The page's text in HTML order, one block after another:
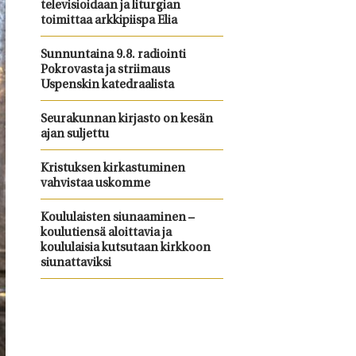
televisioidaan ja liturgian
toimittaa arkkipiispa Elia
Sunnuntaina 9.8. radiointi
Pokrovasta ja striimaus
Uspenskin katedraalista
Seurakunnan kirjasto on kesän
ajan suljettu
Kristuksen kirkastuminen
vahvistaa uskomme
Koululaisten siunaaminen –
koulutiensä aloittavia ja
koululaisia kutsutaan kirkkoon
siunattaviksi